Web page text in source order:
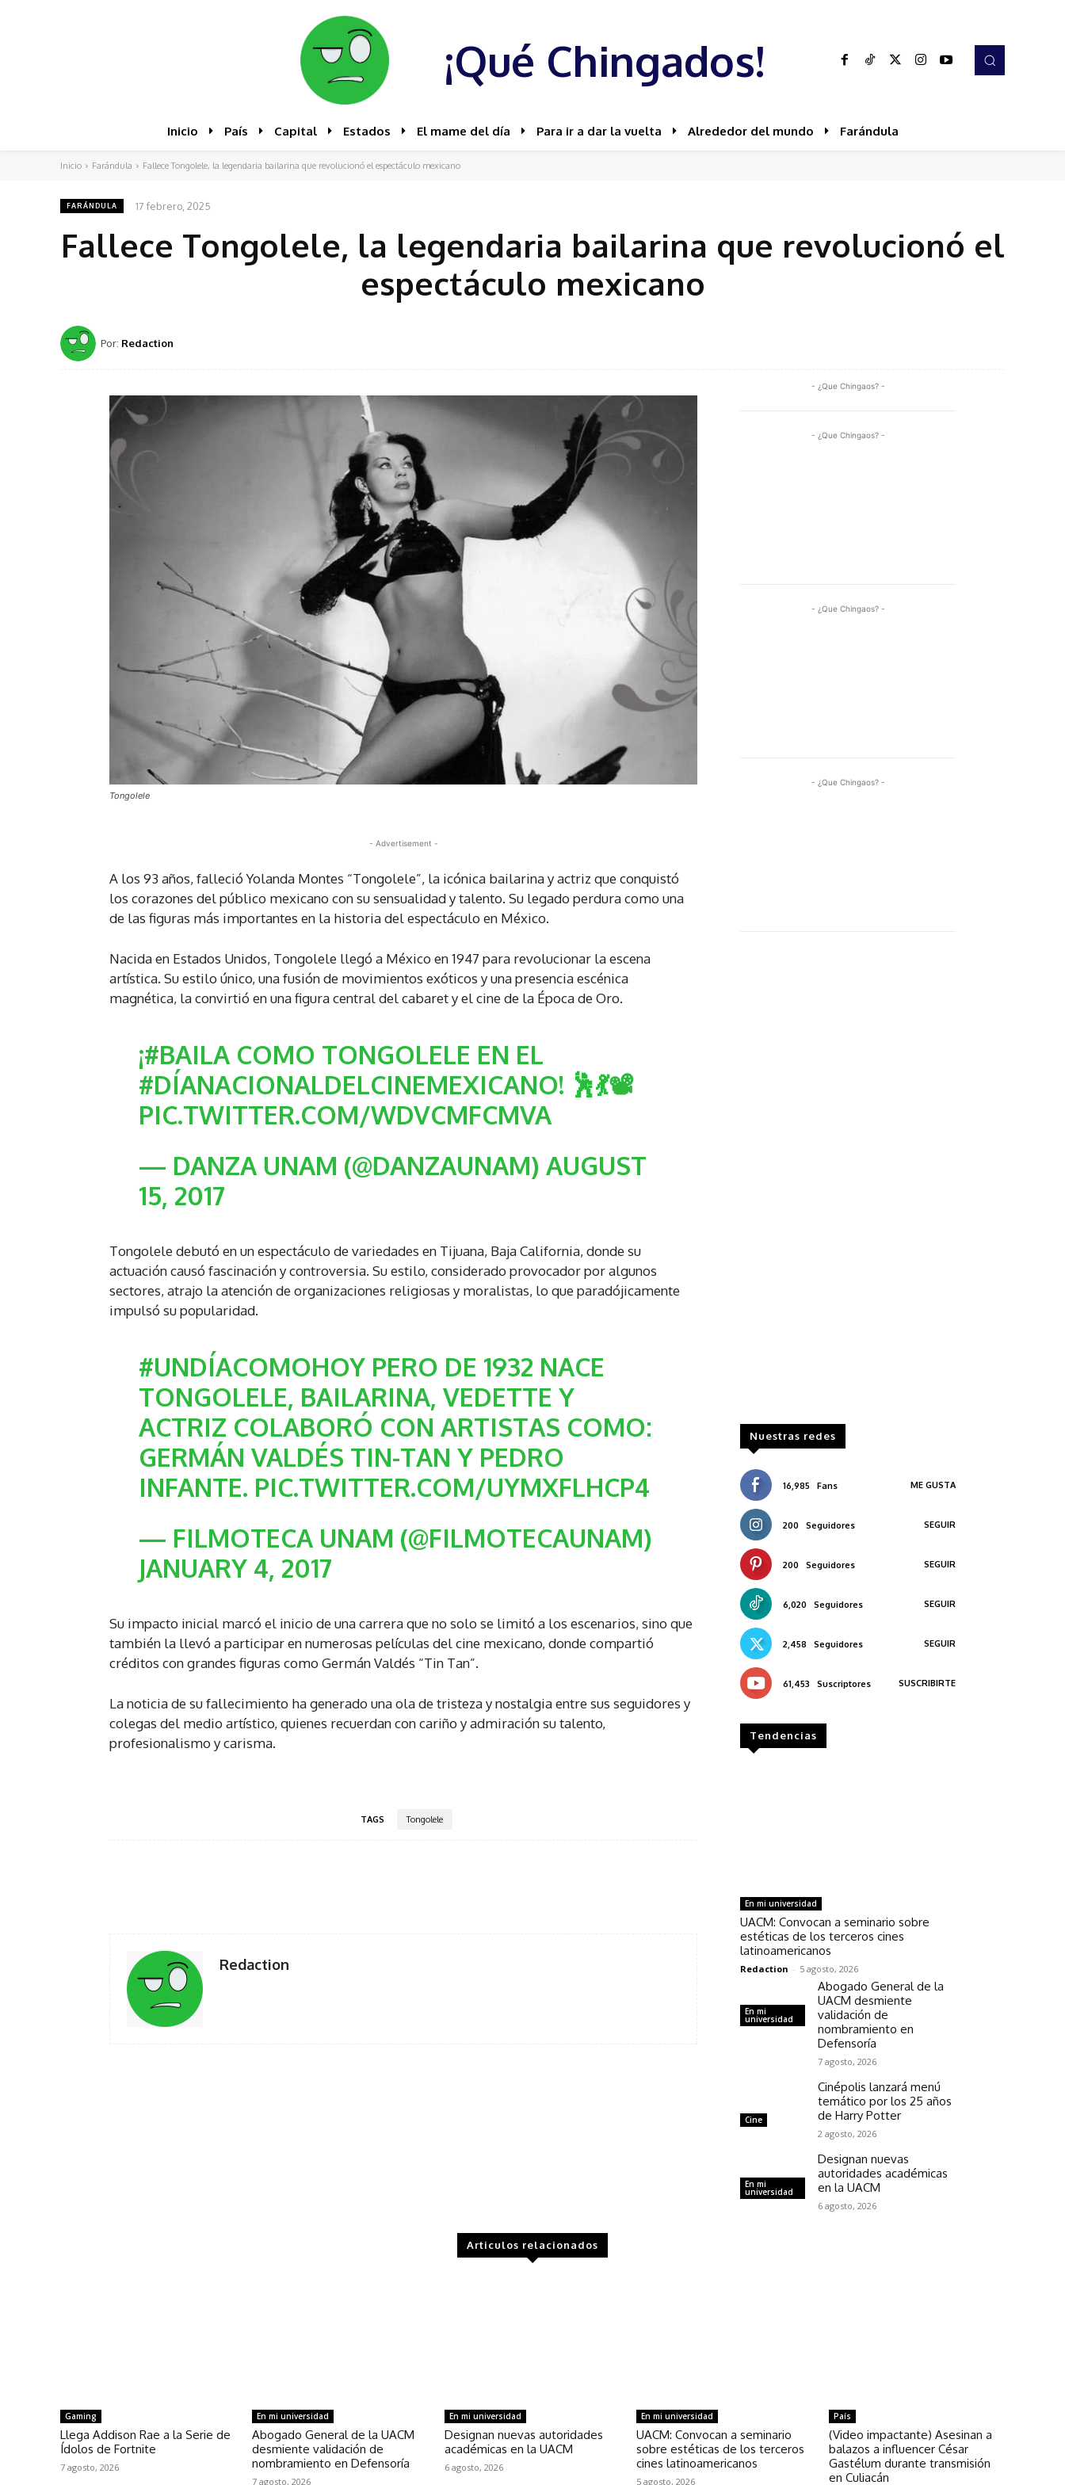
¡Qué Chingados!
Inicio País Capital Estados El mame del día Para ir a dar la vuelta Alrededor del mundo Farándula
Inicio Farándula Fallece Tongolele, la legendaria bailarina que revolucionó el espectáculo mexicano
FARÁNDULA 17 febrero, 2025
Fallece Tongolele, la legendaria bailarina que revolucionó el
espectáculo mexicano
Por: Redaction
Tongolele
- Advertisement -
A los 93 años, falleció Yolanda Montes “Tongolele”, la icónica bailarina y actriz que conquistó
los corazones del público mexicano con su sensualidad y talento. Su legado perdura como una
de las figuras más importantes en la historia del espectáculo en México.
Nacida en Estados Unidos, Tongolele llegó a México en 1947 para revolucionar la escena
artística. Su estilo único, una fusión de movimientos exóticos y una presencia escénica
magnética, la convirtió en una figura central del cabaret y el cine de la Época de Oro.
¡#BAILA COMO TONGOLELE EN EL
#DÍANACIONALDELCINEMEXICANO! 🕺💃📽️
PIC.TWITTER.COM/WDVCMFCMVA
— DANZA UNAM (@DANZAUNAM)AUGUST
15, 2017
Tongolele debutó en un espectáculo de variedades en Tijuana, Baja California, donde su
actuación causó fascinación y controversia. Su estilo, considerado provocador por algunos
sectores, atrajo la atención de organizaciones religiosas y moralistas, lo que paradójicamente
impulsó su popularidad.
#UNDÍACOMOHOY PERO DE 1932 NACE
TONGOLELE, BAILARINA, VEDETTE Y
ACTRIZ COLABORÓ CON ARTISTAS COMO:
GERMÁN VALDÉS TIN-TAN Y PEDRO
INFANTE. PIC.TWITTER.COM/UYMXFLHCP4
— FILMOTECA UNAM (@FILMOTECAUNAM)
JANUARY 4, 2017
Su impacto inicial marcó el inicio de una carrera que no solo se limitó a los escenarios, sino que
también la llevó a participar en numerosas películas del cine mexicano, donde compartió
créditos con grandes figuras como Germán Valdés “Tin Tan”.
La noticia de su fallecimiento ha generado una ola de tristeza y nostalgia entre sus seguidores y
colegas del medio artístico, quienes recuerdan con cariño y admiración su talento,
profesionalismo y carisma.
TAGS Tongolele
Redaction
- ¿Que Chingaos? -
- ¿Que Chingaos? -
- ¿Que Chingaos? -
- ¿Que Chingaos? -
Nuestras redes
16,985 Fans ME GUSTA
200 Seguidores SEGUIR
200 Seguidores SEGUIR
6,020 Seguidores SEGUIR
2,458 Seguidores SEGUIR
61,453 Suscriptores SUSCRIBIRTE
Tendencias
En mi universidad
UACM: Convocan a seminario sobre
estéticas de los terceros cines
latinoamericanos
Redaction - 5 agosto, 2026
En mi
universidad
Abogado General de la
UACM desmiente
validación de
nombramiento en
Defensoría
7 agosto, 2026
Cine
Cinépolis lanzará menú
temático por los 25 años
de Harry Potter
2 agosto, 2026
En mi
universidad
Designan nuevas
autoridades académicas
en la UACM
6 agosto, 2026
Articulos relacionados
Gaming
Llega Addison Rae a la Serie de
Ídolos de Fortnite
7 agosto, 2026
En mi universidad
Abogado General de la UACM
desmiente validación de
nombramiento en Defensoría
7 agosto, 2026
En mi universidad
Designan nuevas autoridades
académicas en la UACM
6 agosto, 2026
En mi universidad
UACM: Convocan a seminario
sobre estéticas de los terceros
cines latinoamericanos
5 agosto, 2026
País
(Video impactante) Asesinan a
balazos a influencer César
Gastélum durante transmisión
en Culiacán